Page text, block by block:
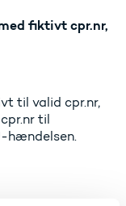
fiktivt cpr.nr,
til valid cpr.nr,
til
hændelsen.